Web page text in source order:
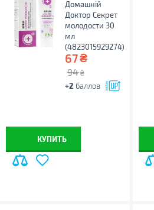
Домашній
Доктор Секрет
молодости 30
мл
(4823015929274)
67₴
94 ₴
+2 баллов
КУПИТЬ